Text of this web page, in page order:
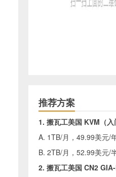
推荐方案
1. 搬瓦工美国 KVM（入
A. 1TB/月，49.99美元/
B. 2TB/月，52.99美元/
2. 搬瓦工美国 CN2